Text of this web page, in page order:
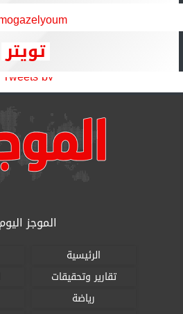
تويتر
Tweets by
الموجز اليوم
الرئيسية
تقارير وتحقيقات
رياضة